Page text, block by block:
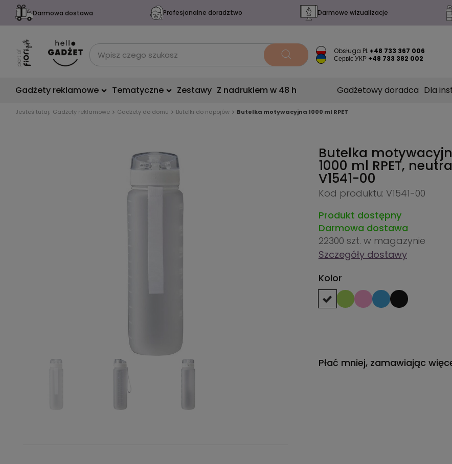
Darmowa dostawa Profesjonalne doradztwo Darmowe wizualizacje
Obsługa PL +48 733 367 006
Сервіс УКР +48 733 382 002
Gadżety reklamowe Tematyczne Zestawy Z nadrukiem w 48 h Gadżetowy doradca Dla
Jesteś tutaj: Gadżety reklamowe Gadżety do domu Butelki do napojów Butelka motywacyjna 1000 ml RPET
Butelka
1000 ml RPET,
V1541-00
Kod produktu: V1541-00
Produkt dostępny
Darmowa dostawa
22300 szt. w magazynie
Szczegóły dostawy
Kolor
Płać mniej, zamawiając